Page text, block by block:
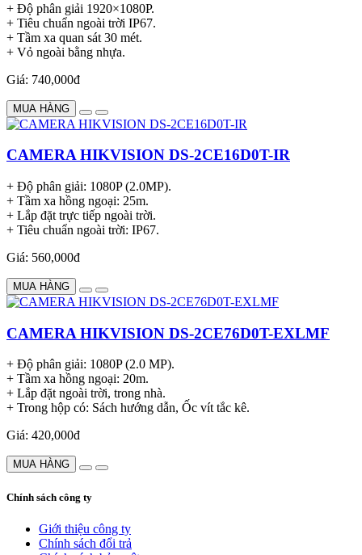
+ Độ phân giải 1920×1080P.
+ Tiêu chuẩn ngoài trời IP67.
+ Tầm xa quan sát 30 mét.
+ Vỏ ngoài bằng nhựa.
Giá: 740,000đ
MUA HÀNG
CAMERA HIKVISION DS-2CE16D0T-IR
+ Độ phân giải: 1080P (2.0MP).
+ Tầm xa hồng ngoại: 25m.
+ Lắp đặt trực tiếp ngoài trời.
+ Tiêu chuẩn ngoài trời: IP67.
Giá: 560,000đ
MUA HÀNG
CAMERA HIKVISION DS-2CE76D0T-EXLMF
+ Độ phân giải: 1080P (2.0 MP).
+ Tầm xa hồng ngoại: 20m.
+ Lắp đặt ngoài trời, trong nhà.
+ Trong hộp có: Sách hướng dẫn, Ốc vít tắc kê.
Giá: 420,000đ
MUA HÀNG
Chính sách công ty
Giới thiệu công ty
Chính sách đổi trả